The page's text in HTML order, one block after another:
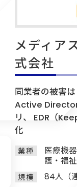
メディア
式会社
同業者の被害
Active
リ、 EDR（
化
業種
医療機
護・福
規模 84人（